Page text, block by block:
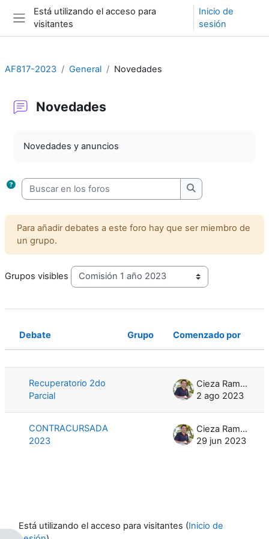
Salta al contenido principal
Panel lateral
Está utilizando el acceso para
visitantes
Inicio de
sesión
AF817-2023 General Novedades
Novedades
Novedades y anuncios
Buscar en los foros
Buscar en los
Para añadir debates a este foro hay que ser miembro de
un grupo.
Grupos visibles
Estado
Debate Grupo Comenzado por
Recuperatorio 2do
Parcial
Cieza Ramón
2 ago 2023
CONTRACURSADA
2023
Cieza Ramón
29 jun 2023
Está utilizando el acceso para visitantes (Inicio de